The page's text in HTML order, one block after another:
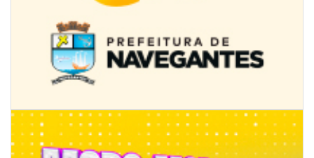
09/08/2026 | 07:00
4º Festival Náutico de Navegantes reúne esporte, tradição e regatas